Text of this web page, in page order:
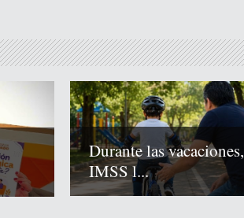
Durante las vacaciones,
IMSS l...